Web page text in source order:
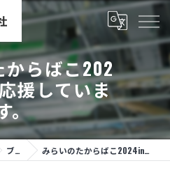
からばこ202
援していま
。
ブログ みらいのたからばこ2024in大阪 応援しています。